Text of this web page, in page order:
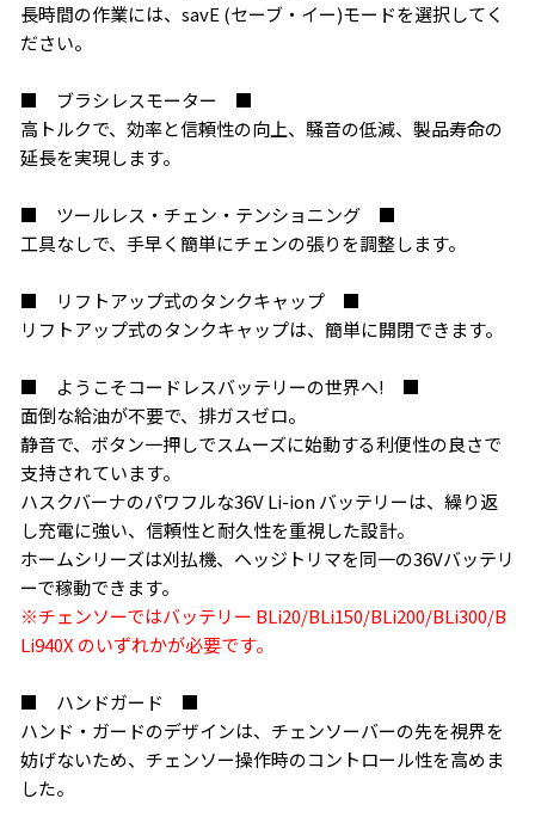
お買い物を続ける カートへ進む
長時間の作業には、savE (セーブ・イー)モードを選択してく
ださい。
■ ブラシレスモーター ■
高トルクで、効率と信頼性の向上、騒音の低減、製品寿命の
延長を実現します。
■ ツールレス・チェン・テンショニング ■
工具なしで、手早く簡単にチェンの張りを調整します。
■ リフトアップ式のタンクキャップ ■
リフトアップ式のタンクキャップは、簡単に開閉できます。
■ ようこそコードレスバッテリーの世界へ! ■
面倒な給油が不要で、排ガスゼロ。
静音で、ボタン一押しでスムーズに始動する利便性の良さで
支持されています。
ハスクバーナのパワフルな36V Li-ion バッテリーは、繰り返
し充電に強い、信頼性と耐久性を重視した設計。
ホームシリーズは刈払機、ヘッジトリマを同一の36Vバッテリ
ーで稼動できます。
※チェンソーではバッテリー BLi20/BLi150/BLi200/BLi300/B
Li940X のいずれかが必要です。
■ ハンドガード ■
ハンド・ガードのデザインは、チェンソーバーの先を視界を
妨げないため、チェンソー操作時のコントロール性を高めま
した。